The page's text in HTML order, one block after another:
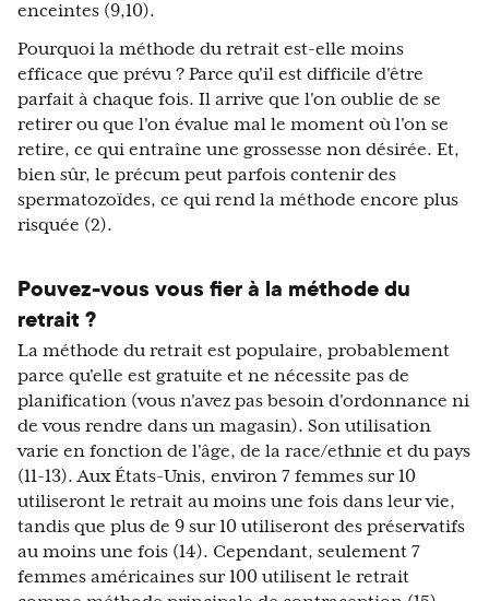
enceintes (9,10).
Pourquoi la méthode du retrait est-elle moins
efficace que prévu ? Parce qu'il est difficile d'être
parfait à chaque fois. Il arrive que l'on oublie de se
retirer ou que l'on évalue mal le moment où l'on se
retire, ce qui entraîne une grossesse non désirée. Et,
bien sûr, le précum peut parfois contenir des
spermatozoïdes, ce qui rend la méthode encore plus
risquée (2).
Pouvez-vous vous fier à la méthode du
retrait ?
La méthode du retrait est populaire, probablement
parce qu'elle est gratuite et ne nécessite pas de
planification (vous n'avez pas besoin d'ordonnance ni
de vous rendre dans un magasin). Son utilisation
varie en fonction de l'âge, de la race/ethnie et du pays
(11-13). Aux États-Unis, environ 7 femmes sur 10
utiliseront le retrait au moins une fois dans leur vie,
tandis que plus de 9 sur 10 utiliseront des préservatifs
au moins une fois (14). Cependant, seulement 7
femmes américaines sur 100 utilisent le retrait